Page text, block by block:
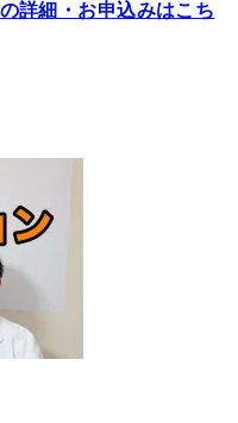
詳細・お申込みはこち